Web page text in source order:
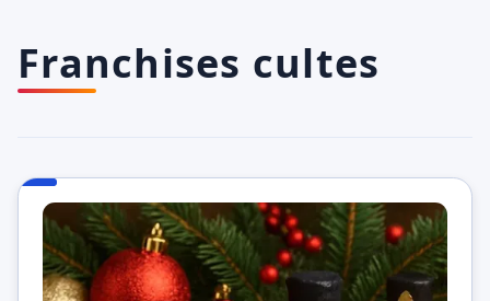
Franchises cultes